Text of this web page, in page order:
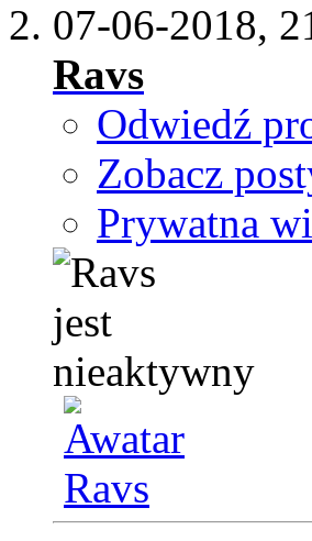
07-06-2018,
Ravs
Odwiedź
Zobacz
Prywatna